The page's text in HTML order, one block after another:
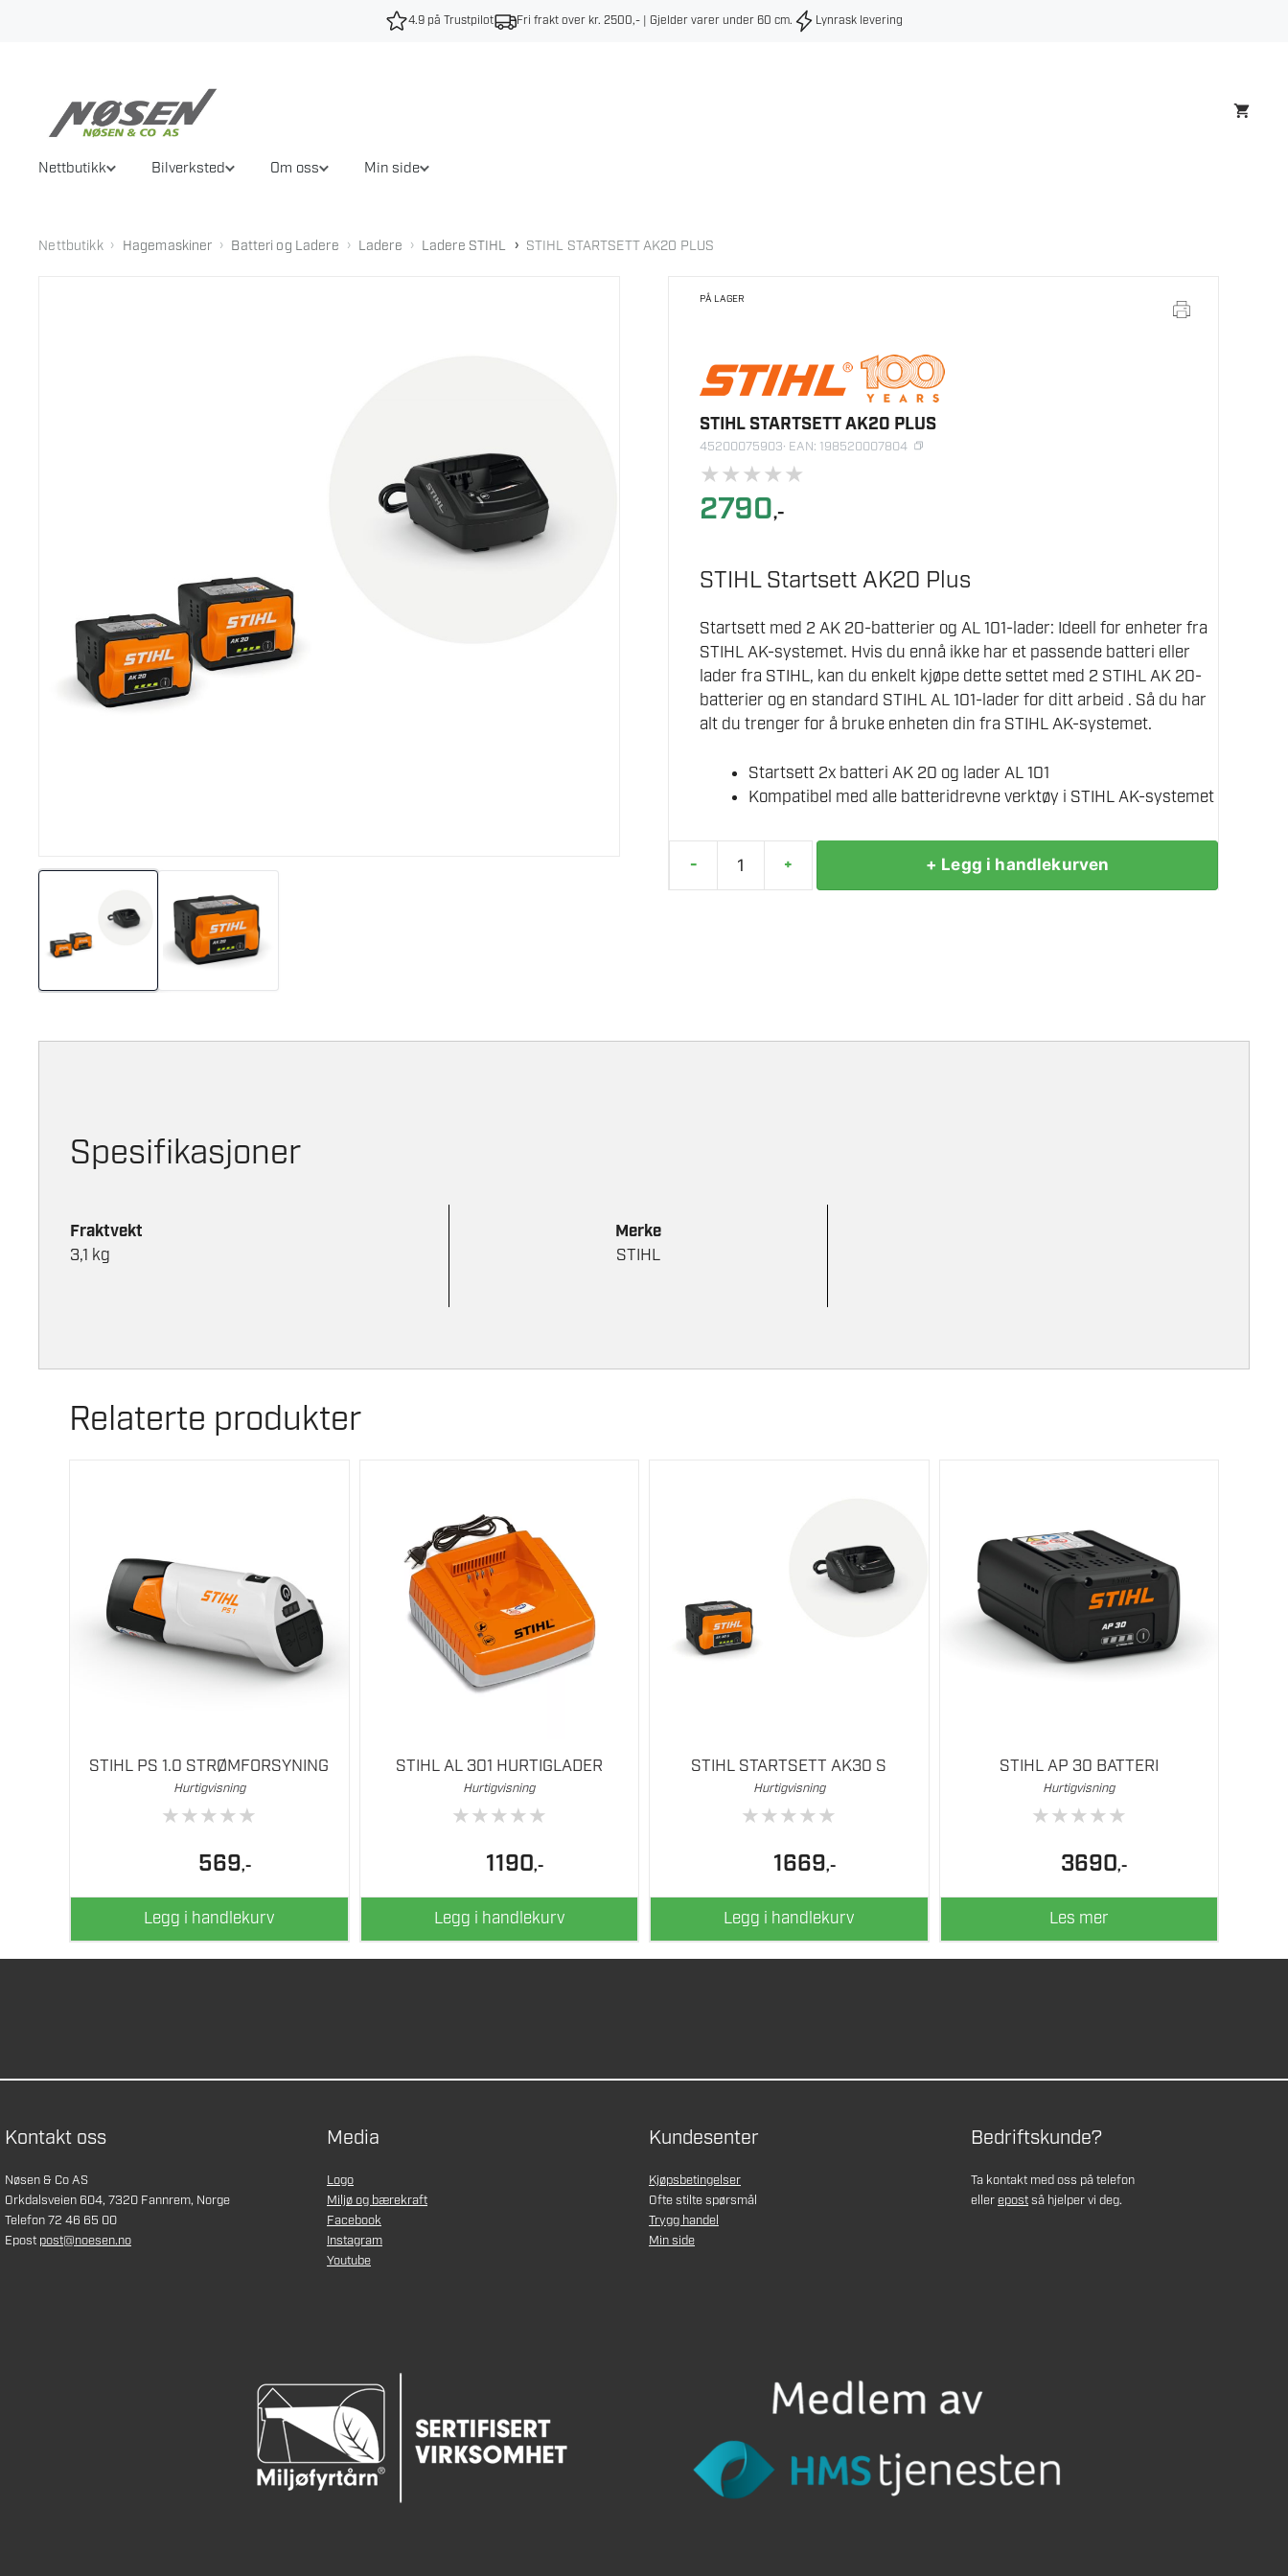
4.9 på Trustpilot Fri frakt over kr. 2500,- | Gjelder varer under 60 cm. Lynrask levering
Nettbutikk Bilverksted Om oss Min side
Nettbutikk › Hagemaskiner › Batteri og Ladere › Ladere › Ladere STIHL › STIHL STARTSETT AK20 PLUS
PÅ LAGER
STIHL STARTSETT AK20 PLUS
45200075903· EAN: 198520007804
★★★★★
2790,-
STIHL Startsett AK20 Plus
Startsett med 2 AK 20-batterier og AL 101-lader: Ideell for enheter fra
STIHL AK-systemet. Hvis du ennå ikke har et passende batteri eller
lader fra STIHL, kan du enkelt kjøpe dette settet med 2 STIHL AK 20-
batterier og en standard STIHL AL 101-lader for ditt arbeid . Så du har
alt du trenger for å bruke enheten din fra STIHL AK-systemet.
Startsett 2x batteri AK 20 og lader AL 101
Kompatibel med alle batteridrevne verktøy i STIHL AK-systemet
- + + Legg i handlekurven
Spesifikasjoner
Fraktvekt
3,1 kg
Merke
STIHL
Relaterte produkter
STIHL PS 1.0 STRØMFORSYNING
Hurtigvisning
★★★★★
569,-
Legg i handlekurv
STIHL AL 301 HURTIGLADER
Hurtigvisning
★★★★★
1190,-
Legg i handlekurv
STIHL STARTSETT AK30 S
Hurtigvisning
★★★★★
1669,-
Legg i handlekurv
STIHL AP 30 BATTERI
Hurtigvisning
★★★★★
3690,-
Les mer
Kontakt oss
Nøsen & Co AS
Orkdalsveien 604, 7320 Fannrem, Norge
Telefon 72 46 65 00
Epost post@noesen.no
Media
Logo
Miljø og bærekraft
Facebook
Instagram
Youtube
Kundesenter
Kjøpsbetingelser
Ofte stilte spørsmål
Trygg handel
Min side
Bedriftskunde?
Ta kontakt med oss på telefon
ellerepostså hjelper vi deg.